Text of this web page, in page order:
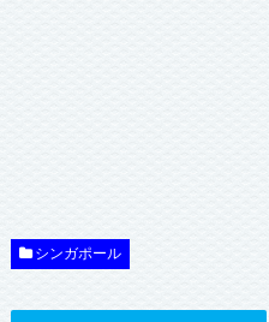
シンガポール